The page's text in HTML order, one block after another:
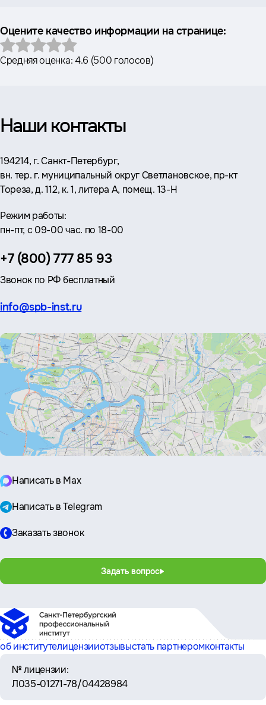
Оцените качество информации на странице:
Средняя оценка:4.6 (500 голосов)
Наши контакты
Адрес:
194214, г. Санкт-Петербург,
вн. тер. г. муниципальный округ Светлановское, пр-кт
Тореза, д. 112, к. 1, литера А, помещ. 13-Н
Режим работы:
пн-пт, с 09-00 час. по 18-00
Телефон:
+7 (800) 777 85 93
Звонок по РФ бесплатный
Эл.
info@spb-inst.ru
Написать в Max
Написать в Telegram
Заказать звонок
Задать вопрос
об институтелицензииотзывыстать партнеромконтакты
№ лицензии:
Л035-01271-78/04428984